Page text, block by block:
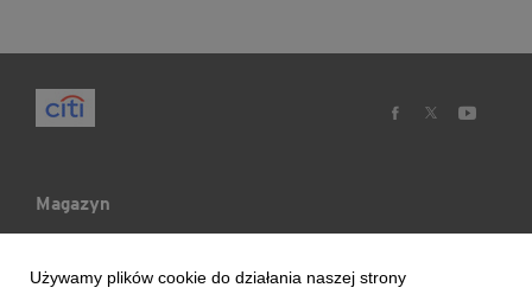
Magazyn
Mój Blog
Używamy plików cookie do działania naszej strony